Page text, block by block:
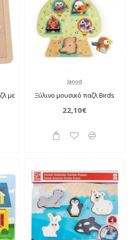
με
Janod
Ξύλινο μουσικό παζλ Birds
22,10€